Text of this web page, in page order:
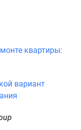
квартиры:
вариант